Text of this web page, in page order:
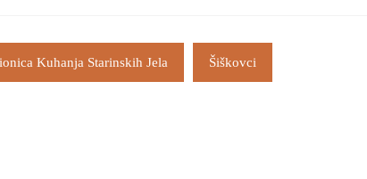
Kuhanja Starinskih Jela Šiškovci